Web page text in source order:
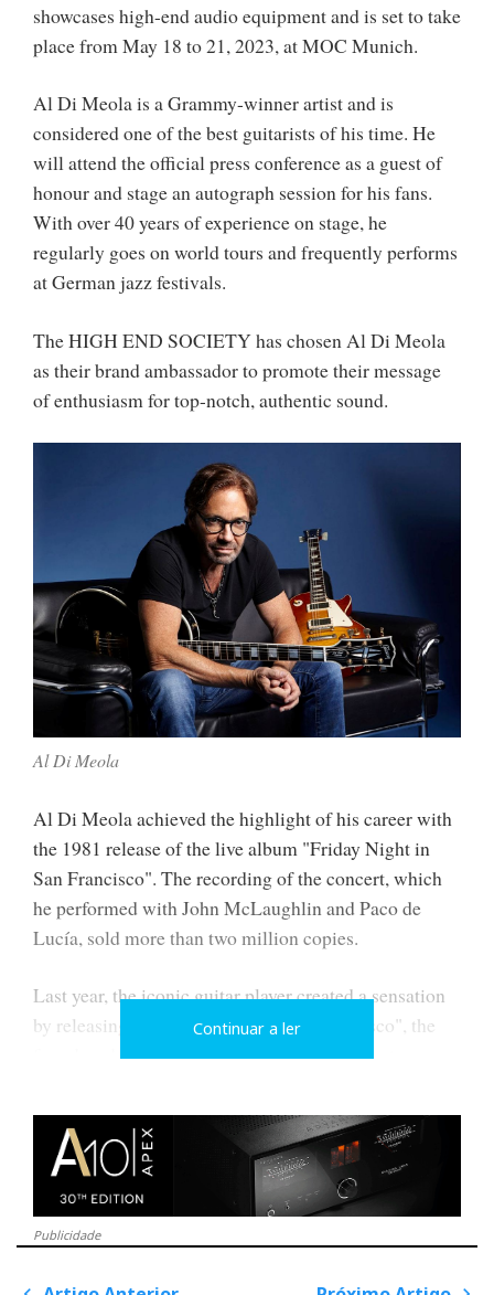
showcases high-end audio equipment and is set to take
place from May 18 to 21, 2023, at MOC Munich.
Al Di Meola is a Grammy-winner artist and is
considered one of the best guitarists of his time. He
will attend the official press conference as a guest of
honour and stage an autograph session for his fans.
With over 40 years of experience on stage, he
regularly goes on world tours and frequently performs
at German jazz festivals.
The HIGH END SOCIETY has chosen Al Di Meola
as their brand ambassador to promote their message
of enthusiasm for top-notch, authentic sound.
Al Di Meola
Al Di Meola achieved the highlight of his career with
the 1981 release of the live album "Friday Night in
San Francisco". The recording of the concert, which
he performed with John McLaughlin and Paco de
Lucía, sold more than two million copies.
Last year, the iconic guitar player created a sensation
by releasing "Saturday Night in San Francisco", the
four decades-old recordings of the subsequent
used for the original release.
Please, read full press release below
Continuar a ler
Publicidade